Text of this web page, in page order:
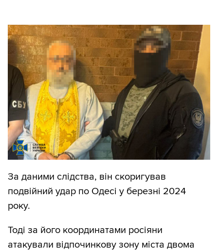
За даними слідства, він скоригував
подвійний удар по Одесі у березні 2024
року.
Тоді за його координатами росіяни
атакували відпочинкову зону міста двома